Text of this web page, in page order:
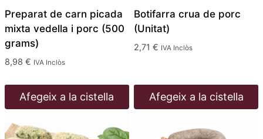
Preparat de carn picada
mixta vedella i porc (500
grams)
8,98 € IVA Inclòs
Afegeix a la cistella
Botifarra crua de porc
(Unitat)
2,71 € IVA Inclòs
Afegeix a la cistella